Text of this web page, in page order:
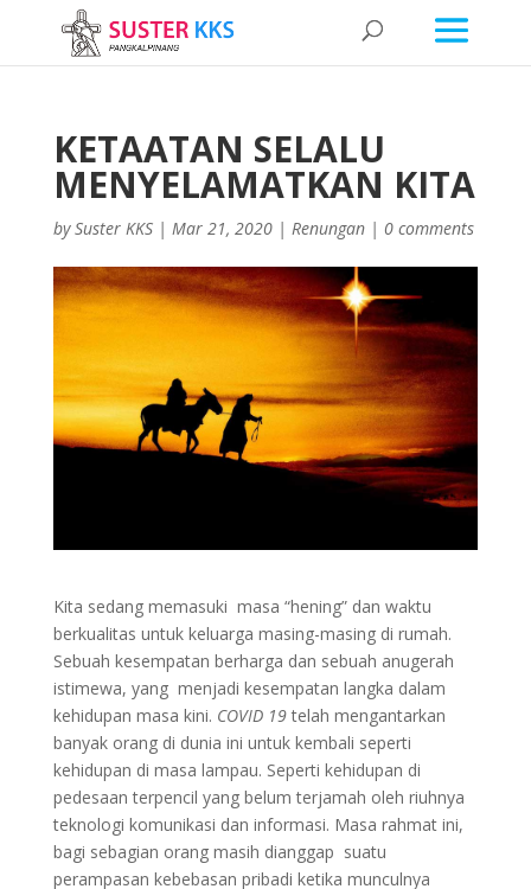
KETAATAN SELALU
MENYELAMATKAN KITA
bySuster KKS| Mar 21, 2020| Renungan| 0 comments
Kita sedang memasuki masa “hening” dan waktu
berkualitas untuk keluarga masing-masing di rumah.
Sebuah kesempatan berharga dan sebuah anugerah
istimewa, yang menjadi kesempatan langka dalam
kehidupan masa kini. COVID 19telah mengantarkan
banyak orang di dunia ini untuk kembali seperti
kehidupan di masa lampau. Seperti kehidupan di
pedesaan terpencil yang belum terjamah oleh riuhnya
teknologi komunikasi dan informasi. Masa rahmat ini,
bagi sebagian orang masih dianggap suatu
perampasan kebebasan pribadi ketika munculnya